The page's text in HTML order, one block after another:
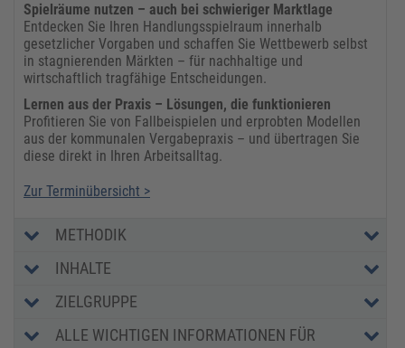
​Spielräume nutzen – auch bei schwieriger Marktlage
Entdecken Sie Ihren Handlungsspielraum innerhalb
gesetzlicher Vorgaben und schaffen Sie Wettbewerb selbst
in stagnierenden Märkten – für nachhaltige und
wirtschaftlich tragfähige Entscheidungen.
​Lernen aus der Praxis – Lösungen, die funktionieren
Profitieren Sie von Fallbeispielen und erprobten Modellen
aus der kommunalen Vergabepraxis – und übertragen Sie
diese direkt in Ihren Arbeitsalltag.​
Zur Terminübersicht >
METHODIK
INHALTE
ZIELGRUPPE
ALLE WICHTIGEN INFORMATIONEN FÜR